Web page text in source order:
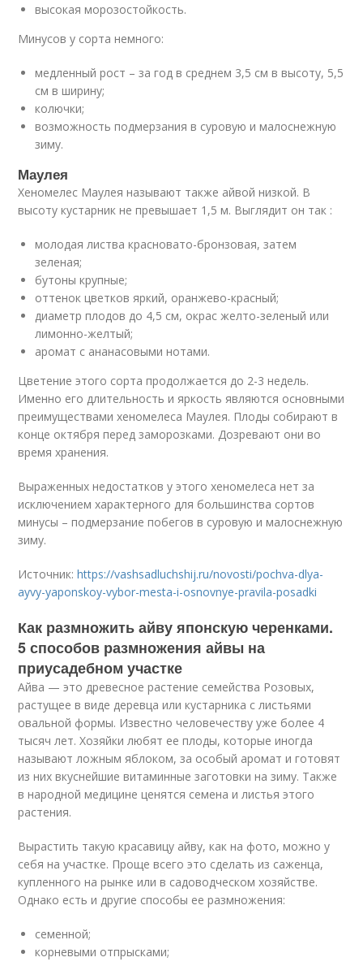
высокая морозостойкость.
Минусов у сорта немного:
медленный рост – за год в среднем 3,5 см в высоту, 5,5
см в ширину;
колючки;
возможность подмерзания в суровую и малоснежную
зиму.
Маулея
Хеномелес Маулея называют также айвой низкой. В
высоту кустарник не превышает 1,5 м. Выглядит он так :
молодая листва красновато-бронзовая, затем
зеленая;
бутоны крупные;
оттенок цветков яркий, оранжево-красный;
диаметр плодов до 4,5 см, окрас желто-зеленый или
лимонно-желтый;
аромат с ананасовыми нотами.
Цветение этого сорта продолжается до 2-3 недель.
Именно его длительность и яркость являются основными
преимуществами хеномелеса Маулея. Плоды собирают в
конце октября перед заморозками. Дозревают они во
время хранения.
Выраженных недостатков у этого хеномелеса нет за
исключением характерного для большинства сортов
минусы – подмерзание побегов в суровую и малоснежную
зиму.
Источник:https://vashsadluchshij.ru/novosti/pochva-dlya-
ayvy-yaponskoy-vybor-mesta-i-osnovnye-pravila-posadki
Как размножить айву японскую черенками.
5 способов размножения айвы на
приусадебном участке
Айва — это древесное растение семейства Розовых,
растущее в виде деревца или кустарника с листьями
овальной формы. Известно человечеству уже более 4
тысяч лет. Хозяйки любят ее плоды, которые иногда
называют ложным яблоком, за особый аромат и готовят
из них вкуснейшие витаминные заготовки на зиму. Также
в народной медицине ценятся семена и листья этого
растения.
Вырастить такую красавицу айву, как на фото, можно у
себя на участке. Проще всего это сделать из саженца,
купленного на рынке или в садоводческом хозяйстве.
Однако есть и другие способы ее размножения:
семенной;
корневыми отпрысками;